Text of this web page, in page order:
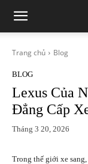
Trang chủ Blog
BLOG
Lexus Của
Đẳng Cấp
Tháng 3 20, 2026
Trong thế giới xe